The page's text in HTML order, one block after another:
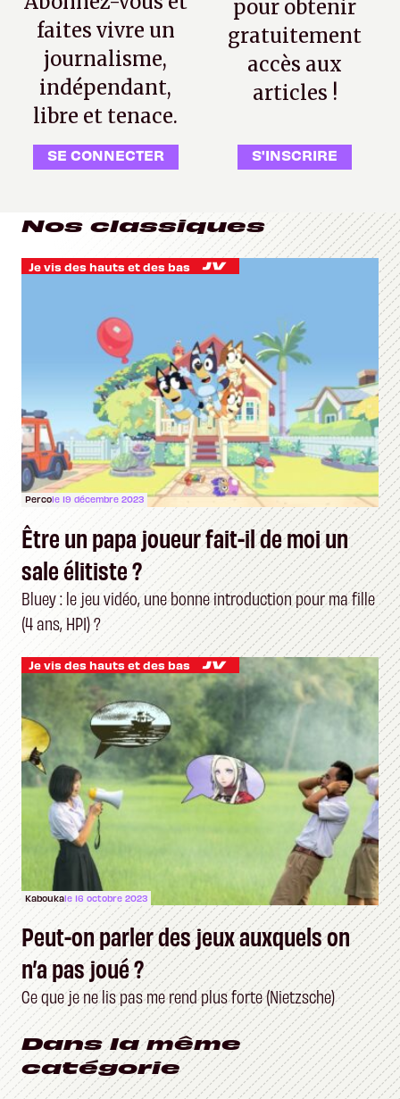
faites vivre un
journalisme,
indépendant,
libre et tenace.
SE CONNECTER
pour obtenir
gratuitement
accès aux
articles !
S'INSCRIRE
Nos classiques
Je vis des hauts et des bas
Percole 19 décembre 2023
Être un papa joueur fait-il de moi un
sale élitiste ?
Bluey : le jeu vidéo, une bonne introduction pour ma fille
(4 ans, HPI) ?
Je vis des hauts et des bas
Kaboukale 16 octobre 2023
Peut-on parler des jeux auxquels on
n’a pas joué ?
Ce que je ne lis pas me rend plus forte (Nietzsche)
Dans la même
catégorie